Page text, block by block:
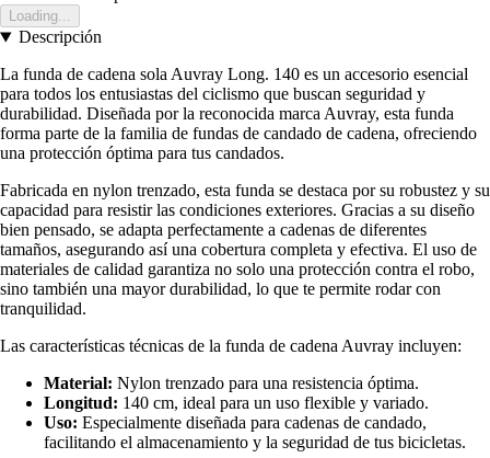
Loading...
Descripción
La funda de cadena sola Auvray Long. 140 es un accesorio esencial
para todos los entusiastas del ciclismo que buscan seguridad y
durabilidad. Diseñada por la reconocida marca Auvray, esta funda
forma parte de la familia de fundas de candado de cadena, ofreciendo
una protección óptima para tus candados.
Fabricada en nylon trenzado, esta funda se destaca por su robustez y su
capacidad para resistir las condiciones exteriores. Gracias a su diseño
bien pensado, se adapta perfectamente a cadenas de diferentes
tamaños, asegurando así una cobertura completa y efectiva. El uso de
materiales de calidad garantiza no solo una protección contra el robo,
sino también una mayor durabilidad, lo que te permite rodar con
tranquilidad.
Las características técnicas de la funda de cadena Auvray incluyen:
Material: Nylon trenzado para una resistencia óptima.
Longitud: 140 cm, ideal para un uso flexible y variado.
Uso: Especialmente diseñada para cadenas de candado,
facilitando el almacenamiento y la seguridad de tus bicicletas.